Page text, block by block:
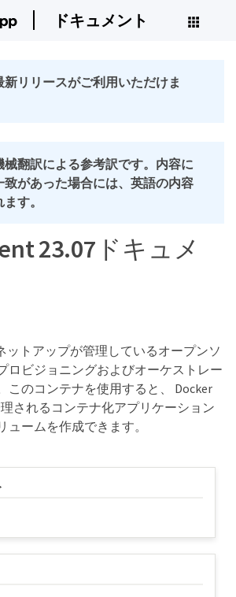
ドキュメント
新リリースがご利用いただけま
械翻訳による参考訳です。内容に
致があった場合には、英語の内容
す。
23.07ドキュメ
ットアップが管理しているオープンソ
ロビジョニングおよびオーケストレー
このコンテナを使用すると、 Docker
されるコンテナ化アプリケーション
ュームを作成できます。